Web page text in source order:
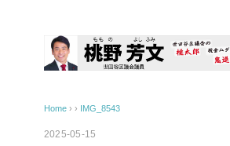
Home › › IMG_8543
2025-05-15